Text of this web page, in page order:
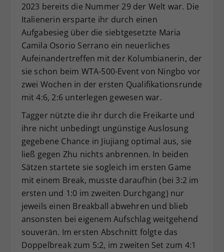
2023 bereits die Nummer 29 der Welt war. Die
Italienerin ersparte ihr durch einen
Aufgabesieg über die siebtgesetzte Maria
Camila Osorio Serrano ein neuerliches
Aufeinandertreffen mit der Kolumbianerin, der
sie schon beim WTA-500-Event von Ningbo vor
zwei Wochen in der ersten Qualifikationsrunde
mit 4:6, 2:6 unterlegen gewesen war.
Tagger nützte die ihr durch die Freikarte und
ihre nicht unbedingt ungünstige Auslosung
gegebene Chance in Jiujiang optimal aus, sie
ließ gegen Zhu nichts anbrennen. In beiden
Sätzen startete sie sogleich im ersten Game
mit einem Break, musste daraufhin (bei 3:2 im
ersten und 1:0 im zweiten Durchgang) nur
jeweils einen Breakball abwehren und blieb
ansonsten bei eigenem Aufschlag weitgehend
souverän. Im ersten Abschnitt folgte das
Doppelbreak zum 5:2, im zweiten Set zum 4:1